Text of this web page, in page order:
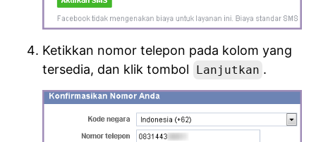
Ketikkan nomor telepon pada kolom yang
tersedia, dan klik tombol
Lanjutkan .